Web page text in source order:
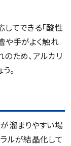
てできる「酸性
や手がよく触れ
ため、アルカリ
。
溜まりやすい場
ルが結晶化して